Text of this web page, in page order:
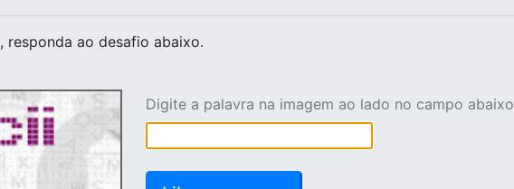
, responda ao desafio abaixo.
Digite a palavra na imagem ao lado no campo abaixo